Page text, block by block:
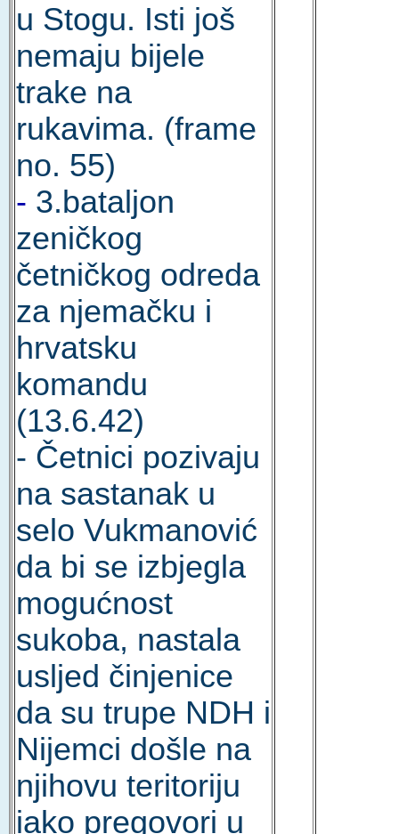
u Stogu. Isti još
nemaju bijele
trake na
rukavima. (frame
no. 55)
- 3.bataljon
zeničkog
četničkog odreda
za njemačku i
hrvatsku
komandu
(13.6.42)
- Četnici pozivaju
na sastanak u
selo Vukmanović
da bi se izbjegla
mogućnost
sukoba, nastala
usljed činjenice
da su trupe NDH i
Nijemci došle na
njihovu teritoriju
iako pregovori u